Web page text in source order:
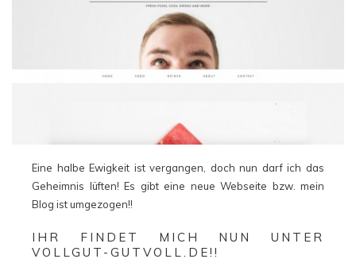
Eine halbe Ewigkeit ist vergangen, doch nun darf ich das
Geheimnis lüften! Es gibt eine neue Webseite bzw. mein
Blog ist umgezogen!!
IHR FINDET MICH NUN UNTER
VOLLGUT-GUTVOLL.DE!!